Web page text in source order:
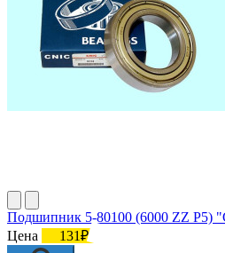
Подшипник 5-80100 (6000 ZZ P5)
Цена
131₽